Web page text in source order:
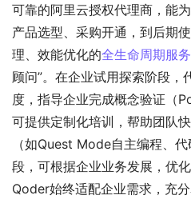
可靠的阿里云授权代理商，能
产品选型、采购开通，到后期
理、效能优化的全生命周期服务
顾问”。在企业试用探索阶段，
度，指导企业完成概念验证（
可提供定制化培训，帮助团队
（如Quest Mode自主编程、
段，可根据企业业务发展，优
Qoder始终适配企业需求，充分